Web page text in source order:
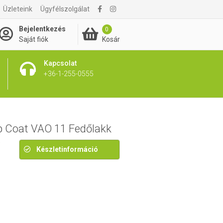
Üzleteink Ügyfélszolgálat
Bejelentkezés
Saját fiók
0
Kosár
Kapcsolat
+36-1-255-0555
2 400 Ft
VAO 11 Fedőlakk
Készletinformáció